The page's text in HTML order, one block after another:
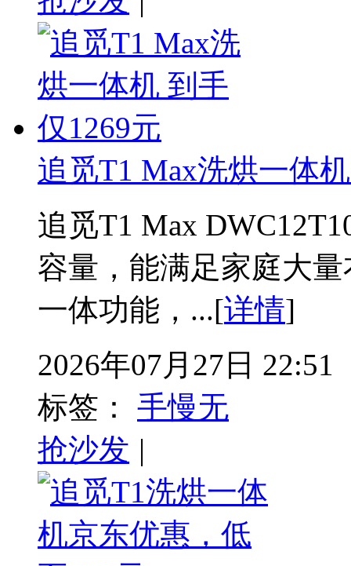
追觅T1 Max洗烘一体
追觅T1 Max
容量，能满足家庭大
一体功能，...[详情]
2026年07月27日 22:51
标签：
手慢无
抢沙发 |